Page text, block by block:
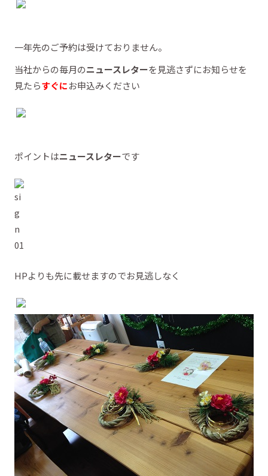
一年先のご予約は受けておりません。
当社からの毎月のニュースレターを見逃さずにお知らせを
見たらすぐにお申込みください
ポイントはニュースレターです
HPよりも先に載せますのでお見逃しなく